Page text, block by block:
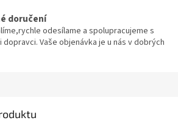
doručení
odesílame a spolupracujeme s
Vaše objenávka je u nás v dobrých